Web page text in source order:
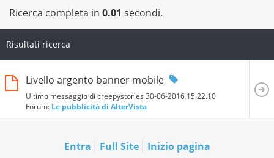
Ricerca completa in 0.01 secondi.
Risultati ricerca
Livello argento banner mobile
Ultimo messaggio di creepystories 30-06-2016 15.22.10
Forum: Le pubblicità di AlterVista
Entra Full Site Inizio pagina